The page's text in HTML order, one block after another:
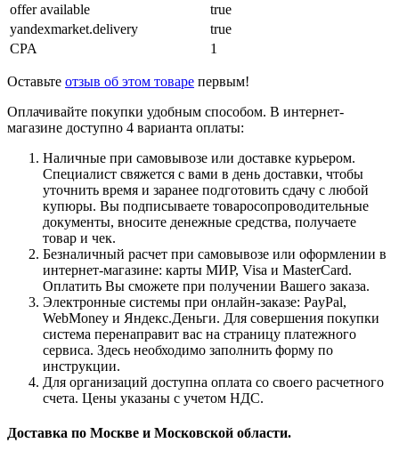
offer available
true
yandexmarket.delivery
true
CPA
1
Оставьте отзыв об этом товаре первым!
Оплачивайте покупки удобным способом. В интернет-
магазине доступно 4 варианта оплаты:
Наличные при самовывозе или доставке курьером.
Специалист свяжется с вами в день доставки, чтобы
уточнить время и заранее подготовить сдачу с любой
купюры. Вы подписываете товаросопроводительные
документы, вносите денежные средства, получаете
товар и чек.
Безналичный расчет при самовывозе или оформлении в
интернет-магазине: карты МИР, Visa и MasterCard.
Оплатить Вы сможете при получении Вашего заказа.
Электронные системы при онлайн-заказе: PayPal,
WebMoney и Яндекс.Деньги. Для совершения покупки
система перенаправит вас на страницу платежного
сервиса. Здесь необходимо заполнить форму по
инструкции.
Для организаций доступна оплата со своего расчетного
счета. Цены указаны с учетом НДС.
Доставка по Москве и Московской области.